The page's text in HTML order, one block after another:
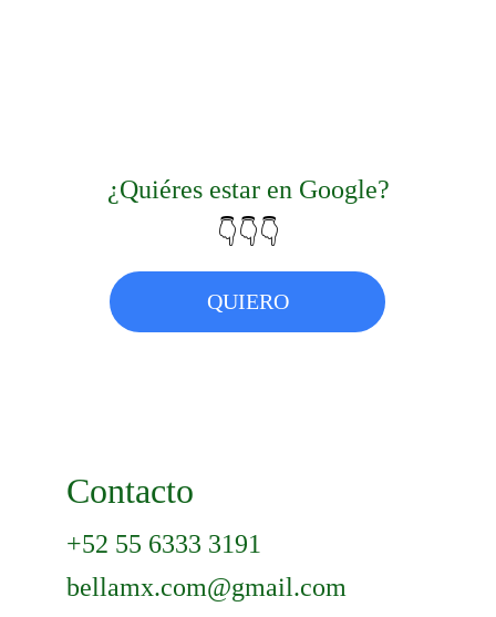
QUIERO
¿Quiéres estar en Google?
👇👇👇
+52 55 6333 3191
bellamx.com@gmail.com
Contacto